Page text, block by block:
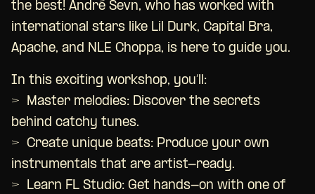
the best! André Sevn, who has worked with
international stars like Lil Durk, Capital Bra,
Apache, and NLE Choppa, is here to guide you.
In this exciting workshop, you’ll:
> Master melodies: Discover the secrets
behind catchy tunes.
> Create unique beats: Produce your own
instrumentals that are artist-ready.
> Learn FL Studio: Get hands-on with one of